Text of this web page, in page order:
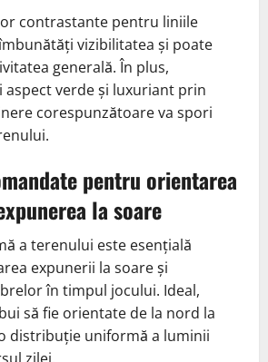
contrastante pentru liniile
vizibilitatea și poate
generală. În plus,
verde și luxuriant prin
corespunzătoare va spori
pentru orientarea
la soare
a terenului este esențială
expunerii la soare și
în timpul jocului. Ideal,
să fie orientate de la nord la
distribuție uniformă a luminii